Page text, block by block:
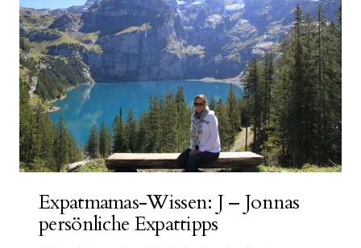
Expatmamas-Wissen: J – Jonnas
persönliche Expattipps